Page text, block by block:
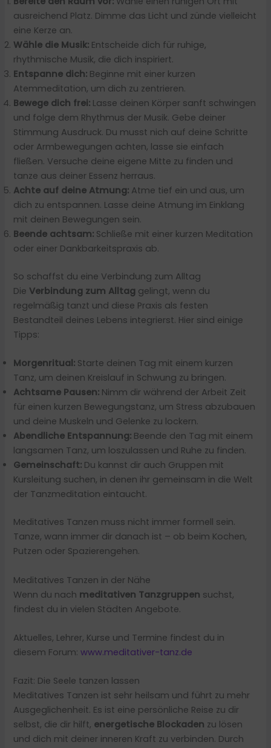
ausreichend Platz. Dimme das Licht und zünde vielleicht
eine Kerze an.
Wähle die Musik: Entscheide dich für ruhige,
rhythmische Musik, die dich inspiriert.
Entspanne dich: Beginne mit einer kurzen
Atemmeditation, um dich zu zentrieren.
Bewege dich frei: Lasse deinen Körper sanft schwingen
und folge dem Rhythmus der Musik. Gebe deiner
Stimmung Ausdruck. Du musst nich auf deine Schritte
oder Armbewegungen achten, lasse sie einfach
fließen. Versuche deine eigene Mitte zu finden und
tanze aus deiner Essenz herraus.
Achte auf deine Atmung: Atme tief ein und aus, um
dich zu entspannen. Lasse deine Atmung im Einklang
mit deinen Bewegungen sein.
Beende achtsam: Schließe mit einer kurzen Meditation
oder einer Dankbarkeitspraxis ab.
So schaffst du eine Verbindung zum Alltag
Die Verbindung zum Alltag gelingt, wenn du
regelmäßig tanzt und diese Praxis als festen
Bestandteil deines Lebens integrierst. Hier sind einige
Tipps:
Morgenritual: Starte deinen Tag mit einem kurzen
Tanz, um deinen Kreislauf in Schwung zu bringen.
Achtsame Pausen: Nimm dir während der Arbeit Zeit
für einen kurzen Bewegungstanz, um Stress abzubauen
und deine Muskeln und Gelenke zu lockern.
Abendliche Entspannung: Beende den Tag mit einem
langsamen Tanz, um loszulassen und Ruhe zu finden.
Gemeinschaft: Du kannst dir auch Gruppen mit
Kursleitung suchen, in denen ihr gemeinsam in die Welt
der Tanzmeditation eintaucht.
Meditatives Tanzen muss nicht immer formell sein.
Tanze, wann immer dir danach ist – ob beim Kochen,
Putzen oder Spazierengehen.
Meditatives Tanzen in der Nähe
Wenn du nach meditativen Tanzgruppen suchst,
findest du in vielen Städten Angebote.
Aktuelles, Lehrer, Kurse und Termine findest du in
diesem Forum:www.meditativer-tanz.de
Fazit: Die Seele tanzen lassen
Meditatives Tanzen ist sehr heilsam und führt zu mehr
Ausgeglichenheit. Es ist eine persönliche Reise zu dir
selbst, die dir hilft, energetische Blockaden zu lösen
und dich mit deiner inneren Kraft zu verbinden. Durch